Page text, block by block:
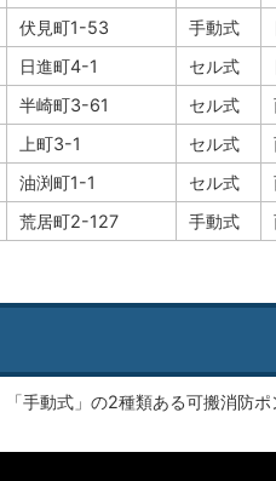
伏見町1-53 手動式
日進町4-1 セル式
半崎町3-61 セル式
上町3-1 セル式
油渕町1-1 セル式
荒居町2-127 手動式
手動式」の2種類ある可搬消防